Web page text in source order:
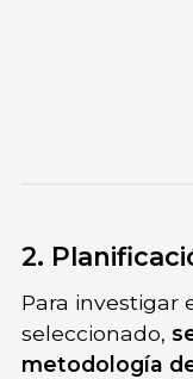
2.
Para investigar
seleccionado,
metodología